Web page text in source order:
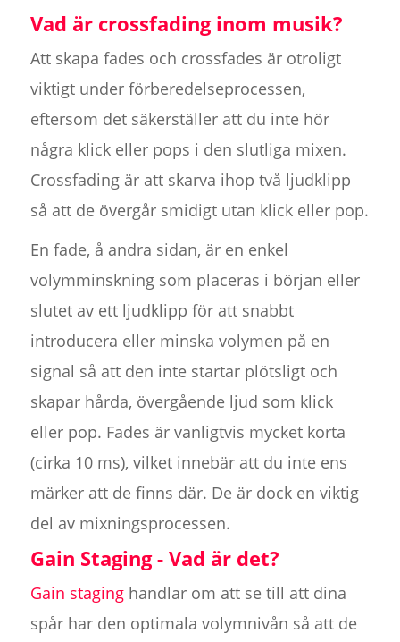
Vad är crossfading inom musik?
Att skapa fades och crossfades är otroligt
viktigt under förberedelseprocessen,
eftersom det säkerställer att du inte hör
några klick eller pops i den slutliga mixen.
Crossfading är att skarva ihop två ljudklipp
så att de övergår smidigt utan klick eller pop.
En fade, å andra sidan, är en enkel
volymminskning som placeras i början eller
slutet av ett ljudklipp för att snabbt
introducera eller minska volymen på en
signal så att den inte startar plötsligt och
skapar hårda, övergående ljud som klick
eller pop. Fades är vanligtvis mycket korta
(cirka 10 ms), vilket innebär att du inte ens
märker att de finns där. De är dock en viktig
del av mixningsprocessen.
Gain Staging - Vad är det?
Gain staginghandlar om att se till att dina
spår har den optimala volymnivån så att de